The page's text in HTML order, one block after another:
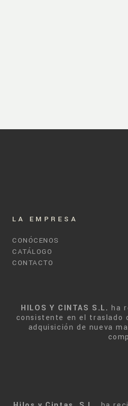
LA EMPRESA
CONÓCENOS
CATÁLOGO
CONTACTO
HILOS Y CINTAS S.L. ha
consistente en el traslado
adquisición de nueva